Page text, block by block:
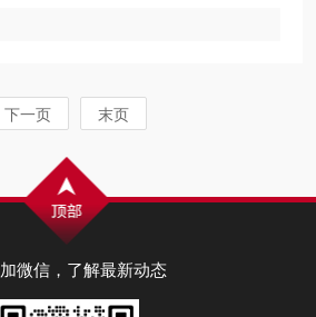
下一页 末页
微信，了解最新动态